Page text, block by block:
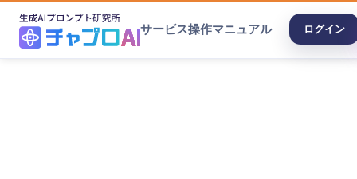
サービス操作マニュアル ログイン